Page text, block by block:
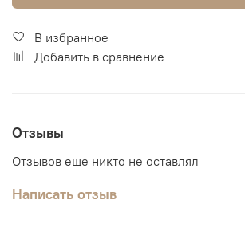
В избранное
Добавить в сравнение
Отзывы
Отзывов еще никто не оставлял
Написать отзыв